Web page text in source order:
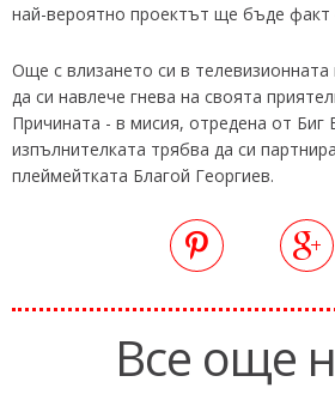
най-вероятно проектът ще бъде факт
Още с влизането си в
да си навлече гнева на своята
Причината - в мисия, отредена от Биг
изпълнителката трябва да си
плеймейтката Благой Георгиев.
Все още